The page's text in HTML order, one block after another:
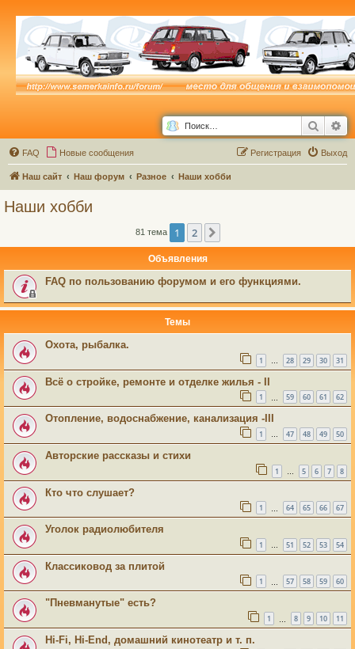
Поиск
FAQ Новые сообщения Выход
Регистрация
Наш сайт Наш форум Разное Наши хобби
Наши хобби
81 тема 1 2
Объявления
FAQ по пользованию форумом и его функциями.
Темы
Охота, рыбалка.
1 … 28 29 30 31
Всё о стройке, ремонте и отделке жилья - II
1 59 60 61 62
Отопление, водоснабжение, канализация -III
1 … 47 48 49 50
Авторские рассказы и стихи
1 … 5 6 7 8
Кто что слушает?
1 64 65 66 67
Уголок радиолюбителя
1 … 51 52 53 54
Классиковод за плитой
1 57 58 59 60
"Пневманутые" есть?
1 8 9 10 11
Hi-Fi, Hi-End, домашний кинотеатр и т. п.